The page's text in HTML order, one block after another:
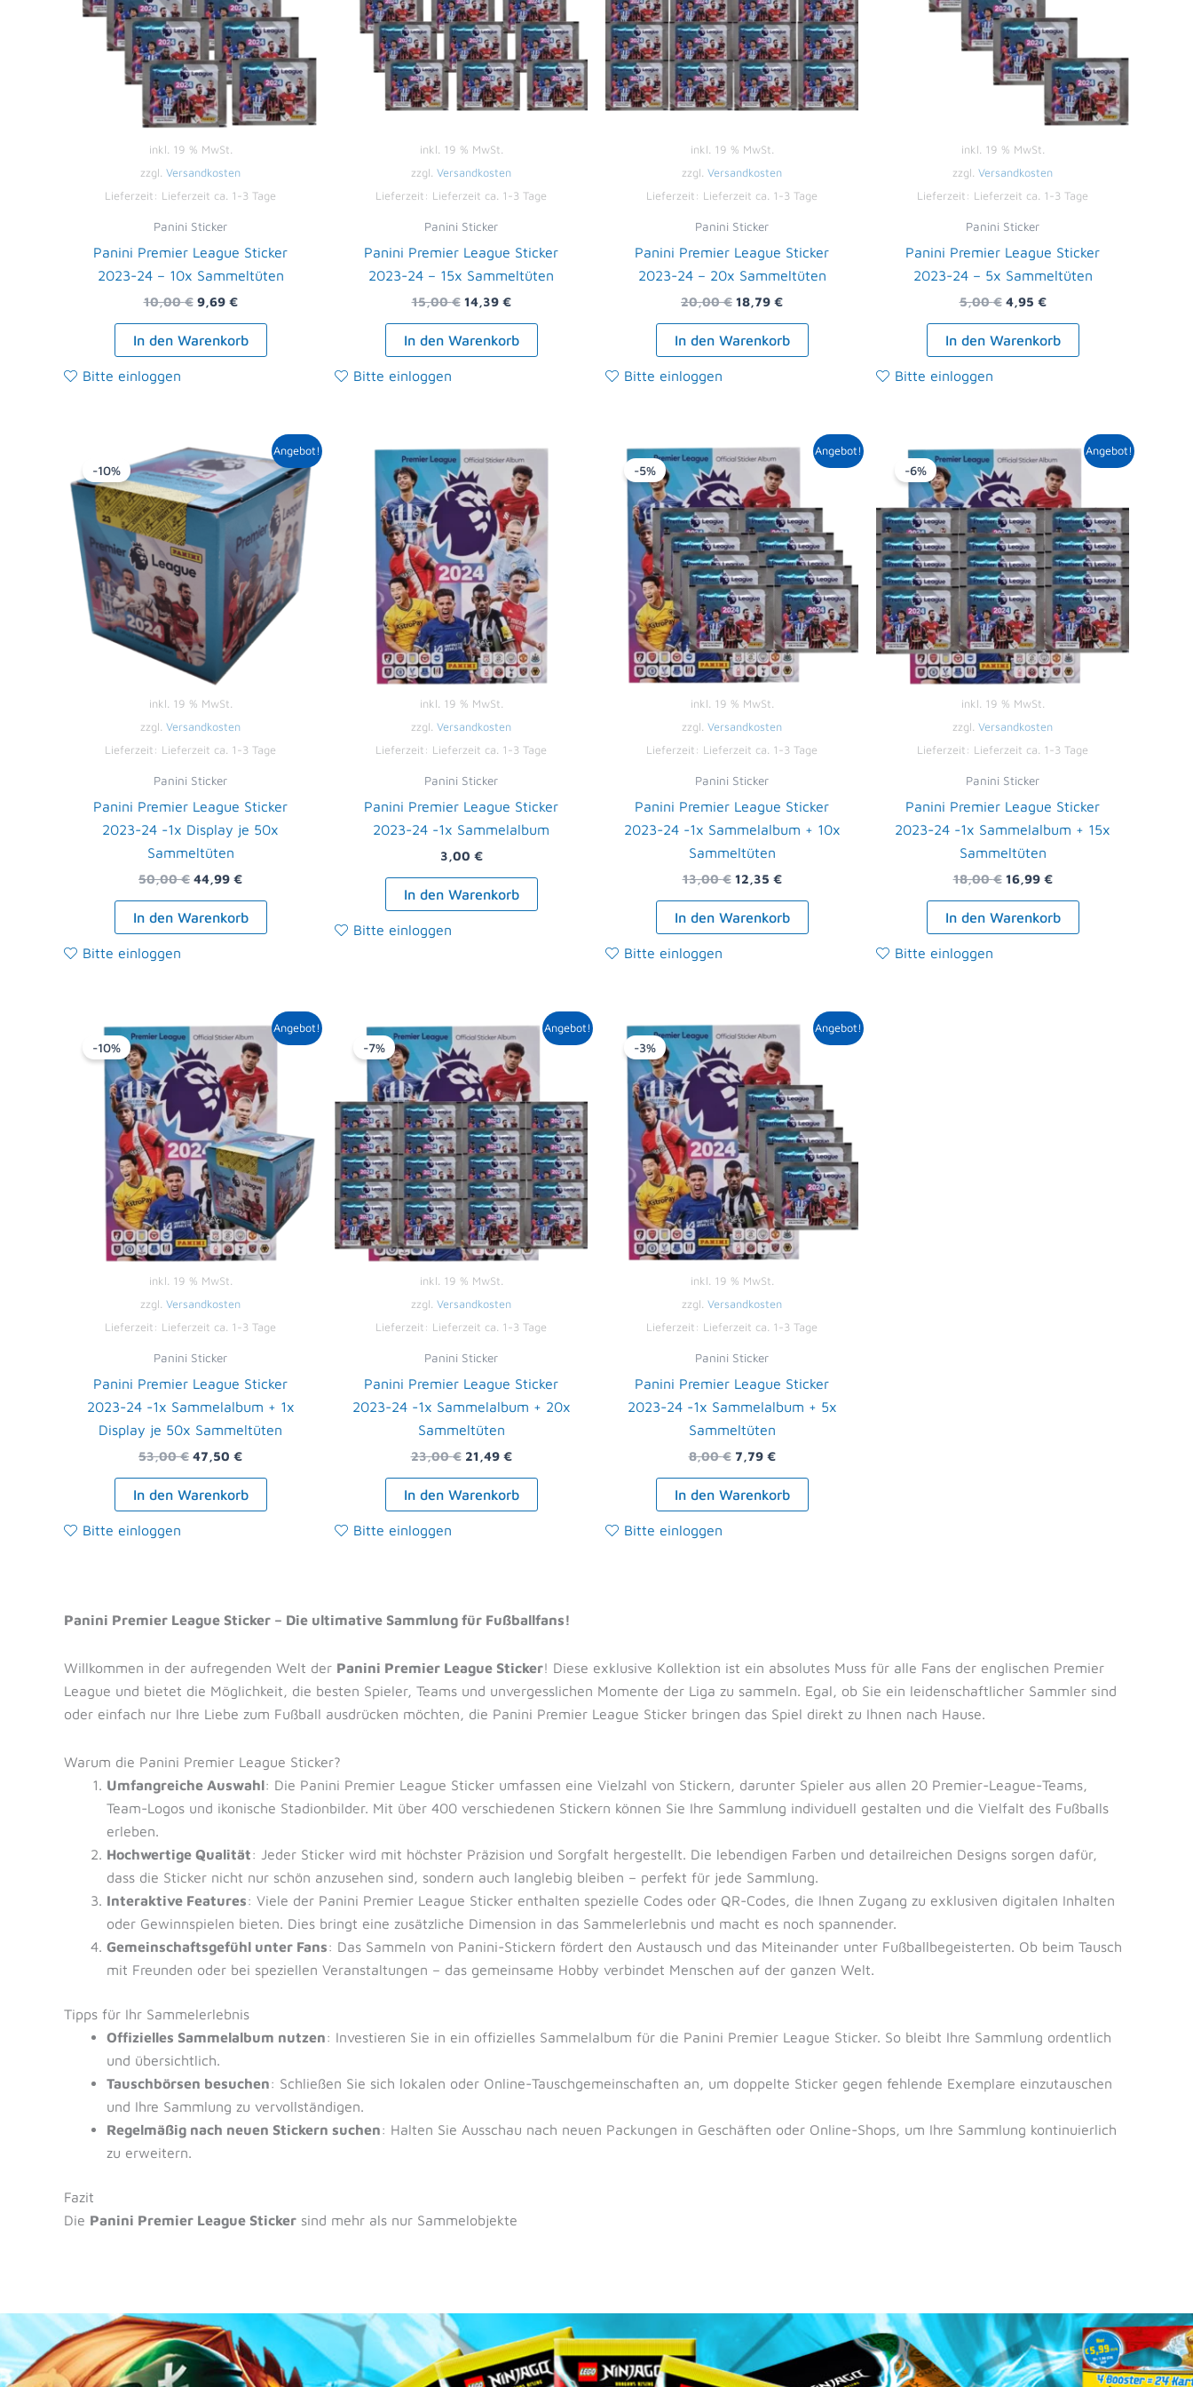
inkl. 19 % MwSt.
zzgl. Versandkosten
Lieferzeit: Lieferzeit ca. 1-3 Tage
Panini Sticker
Panini Premier League Sticker
2023-24 – 10x Sammeltüten
10,00€ 9,69 €
In den Warenkorb
Bitte einloggen
inkl. 19 % MwSt.
zzgl. Versandkosten
Lieferzeit: Lieferzeit ca. 1-3 Tage
Panini Sticker
Panini Premier League Sticker
2023-24 – 15x Sammeltüten
15,00€ 14,39 €
In den Warenkorb
Bitte einloggen
inkl. 19 % MwSt.
zzgl. Versandkosten
Lieferzeit: Lieferzeit ca. 1-3 Tage
Panini Sticker
Panini Premier League Sticker
2023-24 – 20x Sammeltüten
20,00€ 18,79 €
In den Warenkorb
Bitte einloggen
inkl. 19 % MwSt.
zzgl. Versandkosten
Lieferzeit: Lieferzeit ca. 1-3 Tage
Panini Sticker
Panini Premier League Sticker
2023-24 – 5x Sammeltüten
5,00€ 4,95 €
In den Warenkorb
Bitte einloggen
Angebot!
-10%
inkl. 19 % MwSt.
zzgl. Versandkosten
Lieferzeit: Lieferzeit ca. 1-3 Tage
Panini Sticker
Panini Premier League Sticker
2023-24 -1x Display je 50x
Sammeltüten
50,00€
Ursprünglicher
Preis
war:
50,00 €
44,99 €
Aktueller
Preis
ist:
44,99 €.
In den Warenkorb
Bitte einloggen
inkl. 19 % MwSt.
zzgl. Versandkosten
Lieferzeit: Lieferzeit ca. 1-3 Tage
Panini Sticker
Panini Premier League Sticker
2023-24 -1x Sammelalbum
3,00 €
In den Warenkorb
Bitte einloggen
Angebot!
-5%
inkl. 19 % MwSt.
zzgl. Versandkosten
Lieferzeit: Lieferzeit ca. 1-3 Tage
Panini Sticker
Panini Premier League Sticker
2023-24 -1x Sammelalbum + 10x
Sammeltüten
13,00€
Ursprünglicher
Preis
13,00 €
12,35 €
Aktueller
Preis
ist:
12,35 €.
In den Warenkorb
Bitte einloggen
Angebot!
-6%
inkl. 19 % MwSt.
zzgl. Versandkosten
Lieferzeit: Lieferzeit ca. 1-3 Tage
Panini Sticker
Panini Premier League Sticker
2023-24 -1x Sammelalbum + 15x
Sammeltüten
18,00€
Ursprünglicher
Preis
war:
18,00 €
16,99 €
Aktueller
Preis
ist:
16,99 €.
In den Warenkorb
Bitte einloggen
Angebot!
-10%
inkl. 19 % MwSt.
zzgl. Versandkosten
Lieferzeit: Lieferzeit ca. 1-3 Tage
Panini Sticker
Panini Premier League Sticker
2023-24 -1x Sammelalbum + 1x
Display je 50x Sammeltüten
53,00€
Ursprünglicher
Preis
war:
53,00 €
47,50 €
Aktueller
Preis
ist:
47,50 €.
In den Warenkorb
Bitte einloggen
Angebot!
-7%
inkl. 19 % MwSt.
zzgl. Versandkosten
Lieferzeit: Lieferzeit ca. 1-3 Tage
Panini Sticker
Panini Premier League Sticker
2023-24 -1x Sammelalbum + 20x
Sammeltüten
23,00€
Ursprünglicher
Preis
war:
23,00 €
21,49 €
Aktueller
Preis
ist:
21,49 €.
In den Warenkorb
Bitte einloggen
Angebot!
-3%
inkl. 19 % MwSt.
zzgl. Versandkosten
Lieferzeit: Lieferzeit ca. 1-3 Tage
Panini Sticker
Panini Premier League Sticker
2023-24 -1x Sammelalbum + 5x
Sammeltüten
8,00€
Ursprünglicher
Preis
8,00 €
7,79 €
Aktueller
Preis
ist:
7,79 €.
In den Warenkorb
Bitte einloggen
Panini Premier League Sticker – Die ultimative Sammlung für Fußballfans!
Willkommen in der aufregenden Welt der Panini Premier League Sticker! Diese exklusive Kollektion ist ein absolutes Muss für alle Fans der englischen Premier
League und bietet die Möglichkeit, die besten Spieler, Teams und unvergesslichen Momente der Liga zu sammeln. Egal, ob Sie ein leidenschaftlicher Sammler sind
oder einfach nur Ihre Liebe zum Fußball ausdrücken möchten, die Panini Premier League Sticker bringen das Spiel direkt zu Ihnen nach Hause.
Warum die Panini Premier League Sticker?
Umfangreiche Auswahl: Die Panini Premier League Sticker umfassen eine Vielzahl von Stickern, darunter Spieler aus allen 20 Premier-League-Teams,
Team-Logos und ikonische Stadionbilder. Mit über 400 verschiedenen Stickern können Sie Ihre Sammlung individuell gestalten und die Vielfalt des Fußballs
erleben.
Hochwertige Qualität: Jeder Sticker wird mit höchster Präzision und Sorgfalt hergestellt. Die lebendigen Farben und detailreichen Designs sorgen dafür,
dass die Sticker nicht nur schön anzusehen sind, sondern auch langlebig bleiben – perfekt für jede Sammlung.
Interaktive Features: Viele der Panini Premier League Sticker enthalten spezielle Codes oder QR-Codes, die Ihnen Zugang zu exklusiven digitalen Inhalten
oder Gewinnspielen bieten. Dies bringt eine zusätzliche Dimension in das Sammelerlebnis und macht es noch spannender.
Gemeinschaftsgefühl unter Fans: Das Sammeln von Panini-Stickern fördert den Austausch und das Miteinander unter Fußballbegeisterten. Ob beim Tausch
mit Freunden oder bei speziellen Veranstaltungen – das gemeinsame Hobby verbindet Menschen auf der ganzen Welt.
Tipps für Ihr Sammelerlebnis
Offizielles Sammelalbum nutzen: Investieren Sie in ein offizielles Sammelalbum für die Panini Premier League Sticker. So bleibt Ihre Sammlung ordentlich
und übersichtlich.
Tauschbörsen besuchen: Schließen Sie sich lokalen oder Online-Tauschgemeinschaften an, um doppelte Sticker gegen fehlende Exemplare einzutauschen
und Ihre Sammlung zu vervollständigen.
Regelmäßig nach neuen Stickern suchen: Halten Sie Ausschau nach neuen Packungen in Geschäften oder Online-Shops, um Ihre Sammlung kontinuierlich
zu erweitern.
Fazit
Die Panini Premier League Sticker sind mehr als nur Sammelobjekte